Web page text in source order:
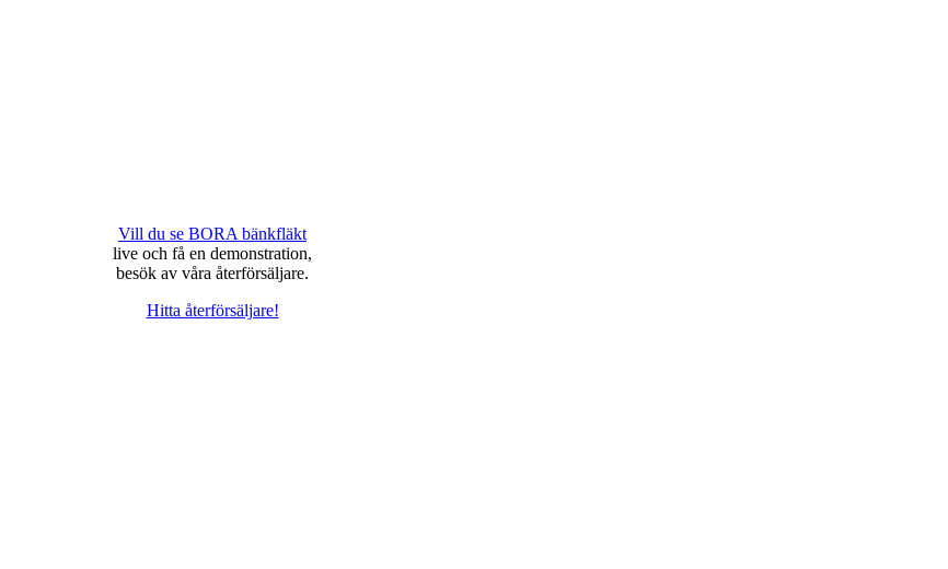
Vill du se BORA bänkfläkt
live och få en demonstration,
besök av våra återförsäljare.
Hitta återförsäljare!